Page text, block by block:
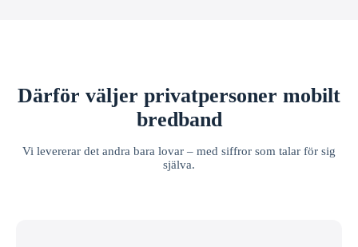
Därför väljer privatpersoner mobilt
bredband
Vi levererar det andra bara lovar – med siffror som talar för sig
själva.